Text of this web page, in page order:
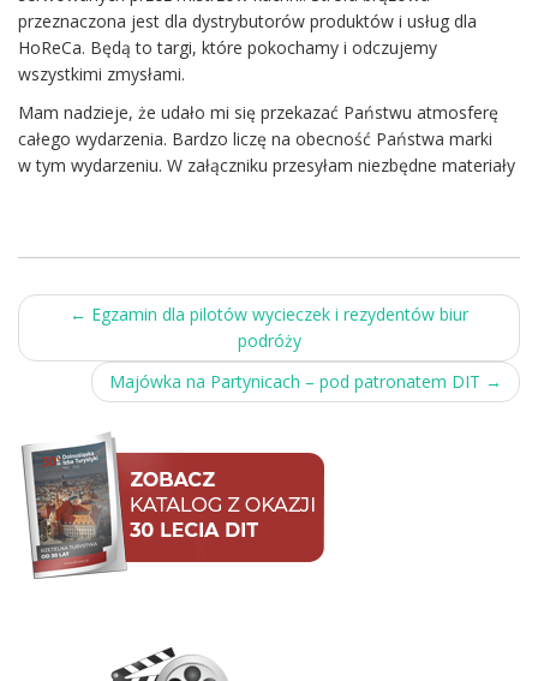
przeznaczona jest dla dystrybutorów produktów i usług dla
HoReCa. Będą to targi, które pokochamy i odczujemy
wszystkimi zmysłami.
Mam nadzieje, że udało mi się przekazać Państwu atmosferę
całego wydarzenia. Bardzo liczę na obecność Państwa marki
w tym wydarzeniu. W załączniku przesyłam niezbędne materiały
Post
navigation
← Egzamin dla pilotów wycieczek i rezydentów biur
podróży
Majówka na Partynicach – pod patronatem DIT →